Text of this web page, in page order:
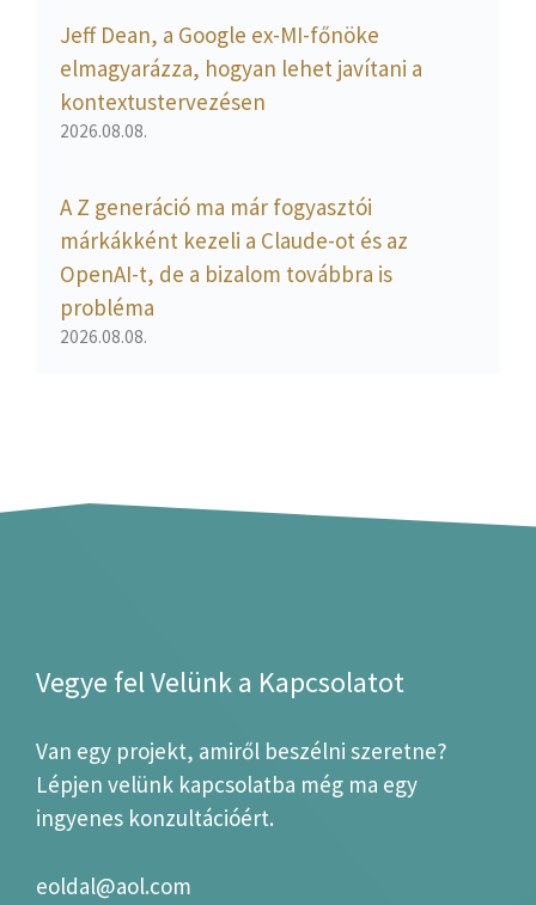
Jeff Dean, a Google ex-MI-főnöke
elmagyarázza, hogyan lehet javítani a
kontextustervezésen
2026.08.08.
A Z generáció ma már fogyasztói
márkákként kezeli a Claude-ot és az
OpenAI-t, de a bizalom továbbra is
probléma
2026.08.08.
Vegye fel Velünk a Kapcsolatot
Van egy projekt, amiről beszélni szeretne?
Lépjen velünk kapcsolatba még ma egy
ingyenes konzultációért.
eoldal@aol.com